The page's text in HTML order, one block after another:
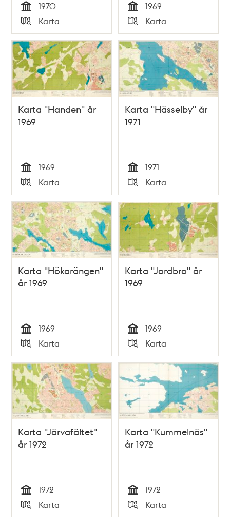
Tid
1970
Typ
Karta Tid
1969
Typ
Karta
Karta "Handen" år
1969
Tid
1969
Typ
Karta
Karta "Hässelby" år
1971
Tid
1971
Typ
Karta
Karta "Hökarängen"
år 1969
Tid
1969
Typ
Karta
Karta "Jordbro" år
1969
Tid
1969
Typ
Karta
Karta "Järvafältet"
år 1972
Tid
1972
Karta
Karta "Kummelnäs"
år 1972
Tid
1972
Karta